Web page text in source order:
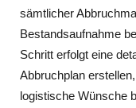
sämtlicher
Bestandsaufnahme
Schritt erfolgt eine
Abbruchplan
logistische Wünsche